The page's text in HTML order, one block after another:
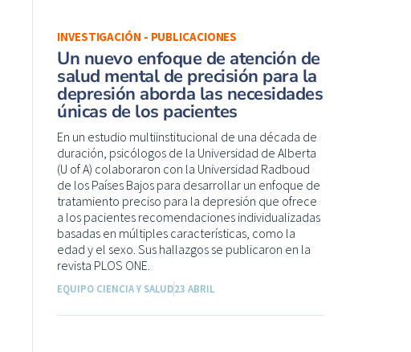
INVESTIGACIÓN - PUBLICACIONES
Un nuevo enfoque de atención de
salud mental de precisión para la
depresión aborda las necesidades
únicas de los pacientes
En un estudio multiinstitucional de una década de
duración, psicólogos de la Universidad de Alberta
(U of A) colaboraron con la Universidad Radboud
de los Países Bajos para desarrollar un enfoque de
tratamiento preciso para la depresión que ofrece
a los pacientes recomendaciones individualizadas
basadas en múltiples características, como la
edad y el sexo. Sus hallazgos se publicaron en la
revista PLOS ONE.
EQUIPO CIENCIA Y SALUD23 ABRIL